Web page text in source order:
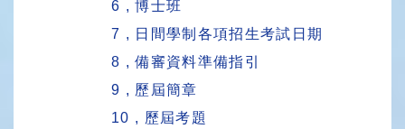
6 , 博士班
7 , 日間學制各項招生考試日期
8 , 備審資料準備指引
9 , 歷屆簡章
10 , 歷屆考題